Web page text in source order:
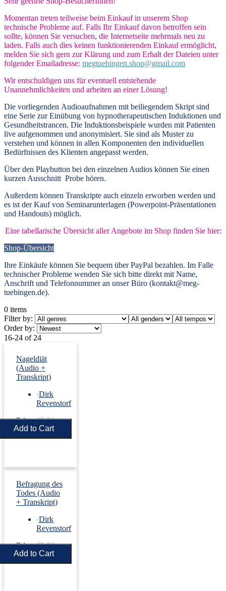
Momentan treten teilweise beim Einkauf in unserem Shop
technische Probleme auf. Falls Ihr Einkauf davon betroffen sein
sollte, können Sie versuchen, die Internetseite mehrmals neu zu
laden. Falls auch dies keinen funktionierenden Einkauf ermöglicht,
melden Sie sich gern zur Klärung und zum Erhalt der Dateien unter
folgender Emailadresse: megtuebingen.shop@gmail.com
Wir entschuldigen uns für eventuell entstehende
Unannehmlichkeiten und arbeiten an einer Lösung!
Die vorliegenden Audioaufnahmen mit beiliegendem Skript sind
eine Serie zur Einübung von hypnotherapeutischen Induktionen und
Gesundheitstrancen. Die Induktionsbeispiele wurden mit Patienten
live aufgenommen und anonymisiert. Sie sind als Muster zu
verstehen und können in allen Komponenten den individuellen
Bedürfnissen des Klienten angepasst werden.
Über den Playbutton bei den einzelnen Audios können Sie einen
kurzen Ausschnitt Probe hören.
Außerdem können Transkripte auch einzeln erworben werden und
es ist der Kauf von Seminarunterlagen (Powerpoint-Präsentationen
und Handouts) möglich.
Eine tabellarische Übersicht aller Angebote im Shop finden Sie hier:
Shop-Übersicht
Ihre Einkäufe können Sie bequem über PayPal bezahlen. Im Falle
technischer Probleme wenden Sie sich bitte direkt mit Name,
Anschrift und Telefonnummer an unser Büro (kontakt@meg-
tuebingen.de).
0 items
Filter by:
Order by:
16-24 of 24
Nageldiät
(Audio +
Transkript)
›Dirk
Revenstorf
Price: €5.50
Befragung des
Todes (Audio
+ Transkript)
›Dirk
Revenstorf
Price: €5.50